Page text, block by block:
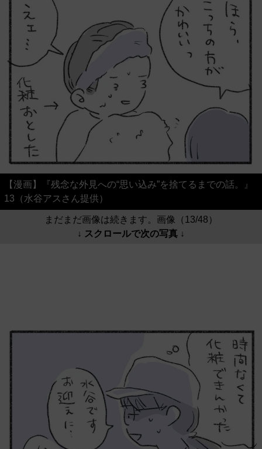
【漫画】『残念な外見への“思い込み”を捨てるまでの話。』
13（水谷アスさん提供）
まだまだ画像は続きます。画像（13/48）
↓ スクロールで次の写真 ↓